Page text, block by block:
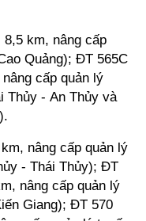
km, nâng cấp
Quảng); ĐT 565C
cấp quản lý
Thủy - An Thủy và
nâng cấp quản lý
- Thái Thủy); ĐT
nâng cấp quản lý
Giang); ĐT 570